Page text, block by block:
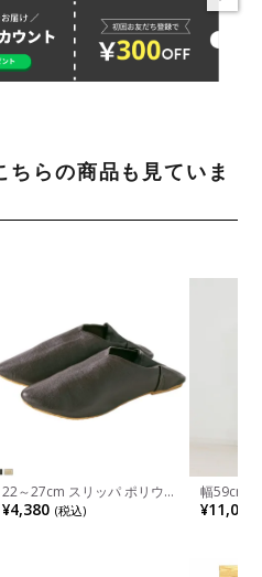
ちらの商品も見ていま
22～27cm スリッパ ポリウレ
タンレザー バブーシュ 通気
性 吸湿性 滑り止め ルームシ
¥4,380 (税込)
幅59cm
グネット
シンプル
¥11,000